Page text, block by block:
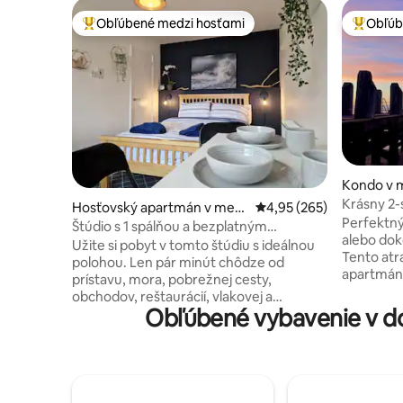
Najobľúbenejšie medzi hosťami
Obľúbené medzi hosťami
Hosťovský apartmán v mest
e Aberystwyth
Priemerné
4,95 (265)
Štúdio s 1 spálňou a bezplatným
parkovaním v blízkosti mora
Užite si pobyt v tomto štúdiu s ideálnou
polohou. Len pár minút chôdze od
prístavu, mora, pobrežnej cesty,
obchodov, reštaurácií, vlakovej a
autobusovej zastávky. Je to ideálna
základňa na skúmanie stredného a
Kondo v
Krásny
alebo
Tento
by
Obľúbené vybavenie v